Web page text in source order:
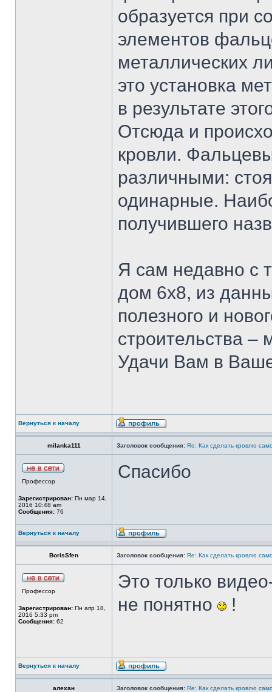
образуется при
элементов
металлических
это установка
в результате
Отсюда и
кровли.
различными:
одинарные.
получившего
Я сам недавно с
дом 6х8, из
полезного и
строительства –
Удачи Вам в
Вернуться к началу
milanka111 Заголовок сообщения: Re: Как сделать кровлю
Профессор
Зарегистрирован: Пн мар 14,
2016 10:48 am
Сообщения: 76
Спасибо
Вернуться к началу
BorisSfen Заголовок сообщения: Re: Как сделать кровлю
Профессор
Зарегистрирован: Пн апр 18,
2016 5:33 pm
Сообщения: 62
Это только
не понятно
!
Вернуться к началу
алехан Заголовок сообщения: Re: Как сделать кровлю